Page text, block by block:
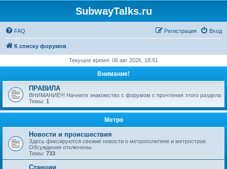
SubwayTalks.ru
FAQ Вход
Регистрация
К списку форумов
Текущее время: 06 авг 2026, 18:51
Внимание!
ПРАВИЛА
ВНИМАНИЕ!!! Начните знакомство с форумом с прочтения этого раздела
Темы: 1
Метро
Новости и происшествия
Здесь фиксируются свежие новости о метрополитене и метрострое.
Обсуждения отключены.
Темы: 733
Станции